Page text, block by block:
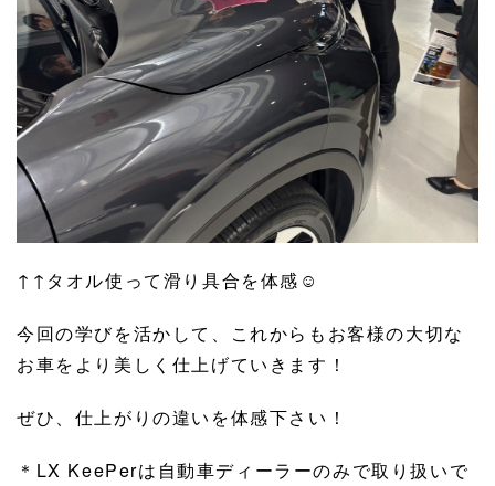
↑↑タオル使って滑り具合を体感☺
今回の学びを活かして、これからもお客様の大切な
お車をより美しく仕上げていきます！
ぜひ、仕上がりの違いを体感下さい！
＊LX KeePerは自動車ディーラーのみで取り扱いで